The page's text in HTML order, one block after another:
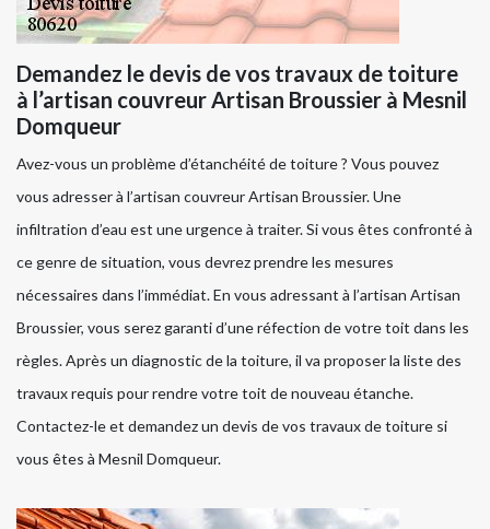
Demandez le devis de vos travaux de toiture
à l’artisan couvreur Artisan Broussier à Mesnil
Domqueur
Avez-vous un problème d’étanchéité de toiture ? Vous pouvez
vous adresser à l’artisan couvreur Artisan Broussier. Une
infiltration d’eau est une urgence à traiter. Si vous êtes confronté à
ce genre de situation, vous devrez prendre les mesures
nécessaires dans l’immédiat. En vous adressant à l’artisan Artisan
Broussier, vous serez garanti d’une réfection de votre toit dans les
règles. Après un diagnostic de la toiture, il va proposer la liste des
travaux requis pour rendre votre toit de nouveau étanche.
Contactez-le et demandez un devis de vos travaux de toiture si
vous êtes à Mesnil Domqueur.